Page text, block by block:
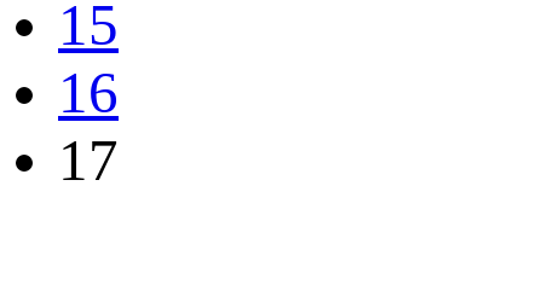
15
16
17